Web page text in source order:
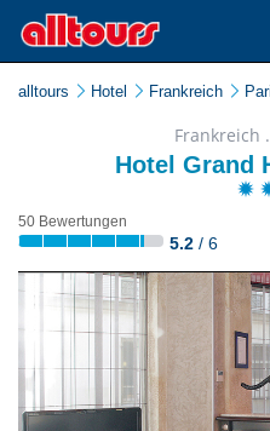
alltours Hotel Frankreich
Frankreich
Hotel Grand
50 Bewertungen
5.2 / 6